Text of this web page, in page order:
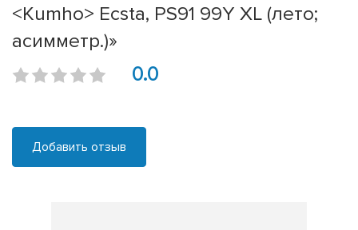
<Kumho> Ecsta, PS91 99Y XL (лето;
асимметр.)»
0.0
Добавить отзыв